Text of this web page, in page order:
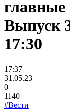
главные
Выпуск
17:30
17:37
31.05.23
0
1140
#Вести